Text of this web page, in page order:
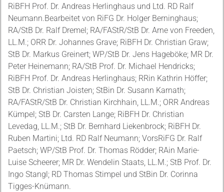
RiBFH Prof. Dr. Andreas Herlinghaus und Ltd. RD Ralf
Neumann.Bearbeitet von RiFG Dr. Holger Berninghaus;
RA/StB Dr. Ralf Dremel; RA/FAStR/StB Dr. Arne von Freeden,
LL.M.; ORR Dr. Johannes Grave; RiBFH Dr. Christian Graw;
StB Dr. Markus Greinert; WP/StB Dr. Jens Hageböke; MR Dr.
Peter Heinemann; RA/StB Prof. Dr. Michael Hendricks;
RiBFH Prof. Dr. Andreas Herlinghaus; RRin Kathrin Höffer;
StB Dr. Christian Joisten; StBin Dr. Susann Karnath;
RA/FAStR/StB Dr. Christian Kirchhain, LL.M.; ORR Andreas
Kümpel; StB Dr. Carsten Lange; RiBFH Dr. Christian
Levedag, LL.M.; StB Dr. Bernhard Liekenbrock; RiBFH Dr.
Ruben Martini; Ltd. RD Ralf Neumann; VorsRiFG Dr. Ralf
Paetsch; WP/StB Prof. Dr. Thomas Rödder; RAin Marie-
Luise Scheerer; MR Dr. Wendelin Staats, LL.M.; StB Prof. Dr.
Ingo Stangl; RD Thomas Stimpel und StBin Dr. Corinna
Tigges-Knümann.